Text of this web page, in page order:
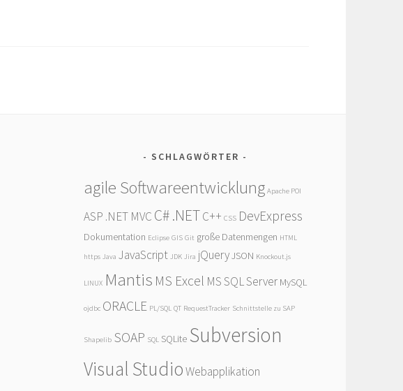
SCHLAGWÖRTER
agile Softwareentwicklung Apache POI
ASP .NET MVC C# .NETC++ CSS DevExpress
Dokumentation Eclipse GIS Git große Datenmengen HTML
https Java JavaScript JDK Jira jQueryJSON Knockout.js
LINUX Mantis MS Excel MS SQL Server MySQL
ojdbc ORACLE PL/SQL QT RequestTracker Schnittstelle zu SAP
Shapelib SOAP SQL SQLite Subversion
Visual StudioWebapplikation